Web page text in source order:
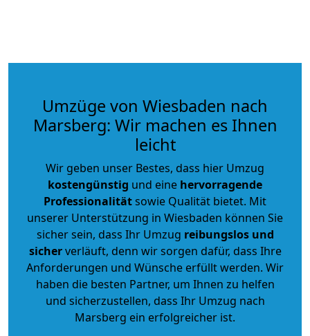
Umzüge von Wiesbaden nach
Marsberg: Wir machen es Ihnen
leicht
Wir geben unser Bestes, dass hier Umzug
kostengünstig und eine hervorragende
Professionalitätsowie Qualität bietet. Mit
unserer Unterstützung in Wiesbaden können Sie
sicher sein, dass Ihr Umzug reibungslos und
sicherverläuft, denn wir sorgen dafür, dass Ihre
Anforderungen und Wünsche erfüllt werden. Wir
haben die besten Partner, um Ihnen zu helfen
und sicherzustellen, dass Ihr Umzug nach
Marsberg ein erfolgreicher ist.